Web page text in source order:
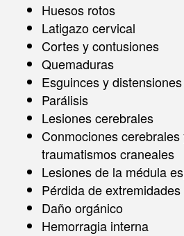
Huesos rotos
Latigazo cervical
Cortes y contusiones
Quemaduras
Esguinces y distensiones
Parálisis
Lesiones cerebrales
Conmociones cerebrales
traumatismos craneales
Lesiones de la médula
Pérdida de extremidades
Daño orgánico
Hemorragia interna